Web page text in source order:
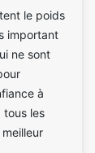
le poids
important
ne sont
à
tous les